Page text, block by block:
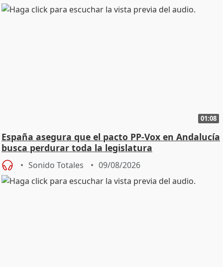
01:08
España asegura que el pacto PP-Vox en Andalucía
busca perdurar toda la legislatura
Sonido Totales 09/08/2026